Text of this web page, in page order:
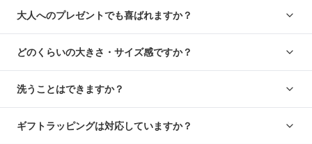
大人へのプレゼントでも喜ばれますか？
どのくらいの大きさ・サイズ感ですか？
洗うことはできますか？
ギフトラッピングは対応していますか？